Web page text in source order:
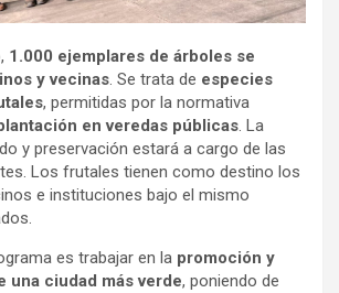
1.000 ejemplares de árboles se
y vecinas. Se trata de especies
, permitidas por la normativa
en veredas públicas. La
y preservación estará a cargo de las
Los frutales tienen como destino los
e instituciones bajo el mismo
es trabajar en la promoción y
una ciudad más verde, poniendo de